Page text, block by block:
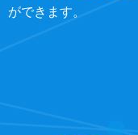
ができます。